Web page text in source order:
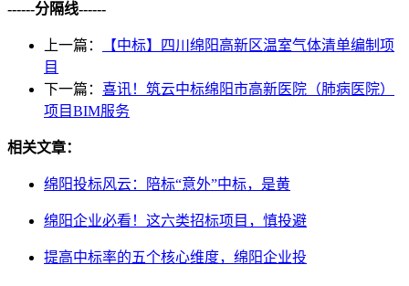
------分隔线------
上一篇：
【中标】四川绵阳高新区温室气体清单编制项
目
下一篇： 喜讯！筑云中标绵阳市高新医院（肺病医院）
项目BIM服务
相关文章：
绵阳投标风云：陪标“意外”中标，是黄
绵阳企业必看！这六类招标项目，慎投避
提高中标率的五个核心维度，绵阳企业投